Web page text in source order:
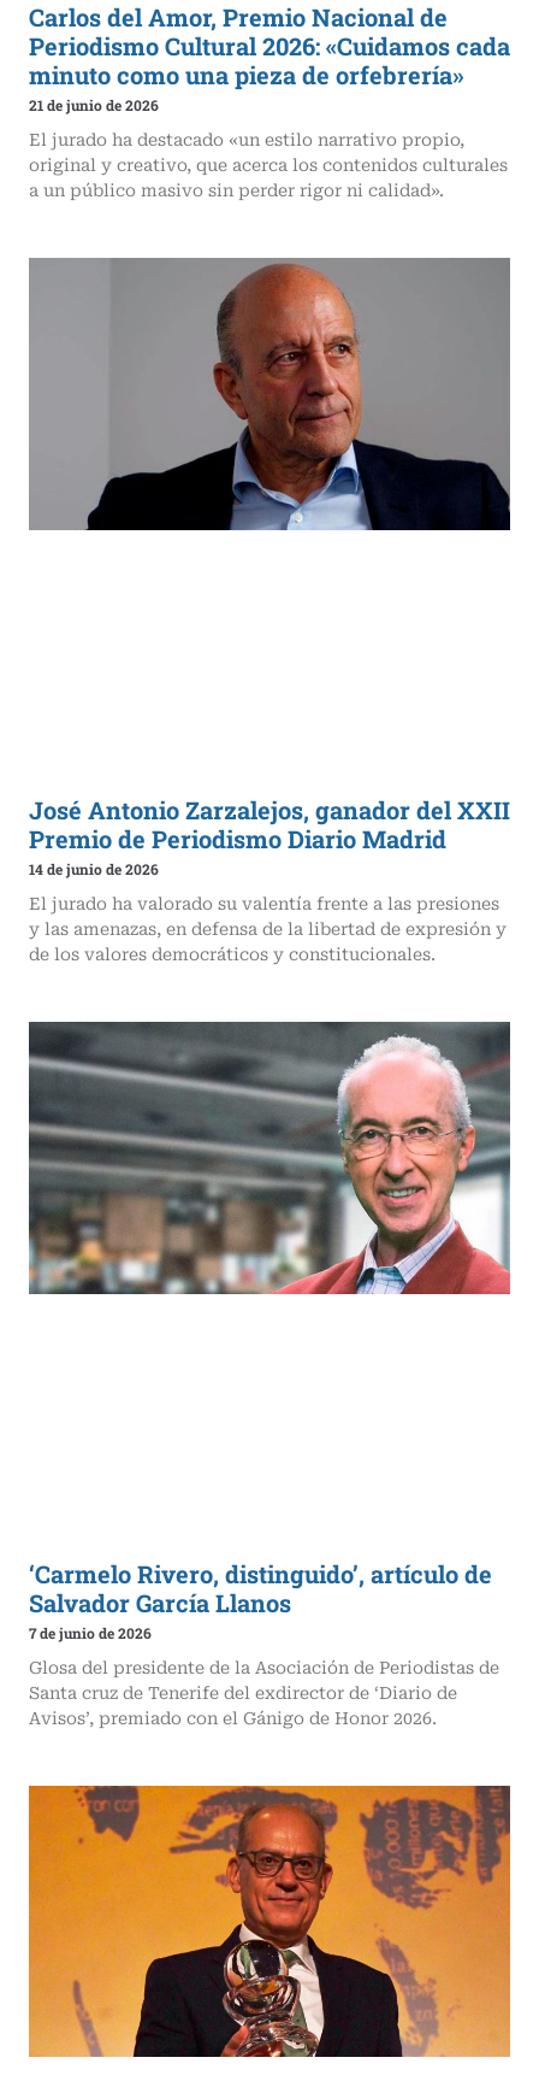
Carlos del Amor, Premio Nacional de
Periodismo Cultural 2026: «Cuidamos cada
minuto como una pieza de orfebrería»
21 de junio de 2026
El jurado ha destacado «un estilo narrativo propio,
original y creativo, que acerca los contenidos culturales
a un público masivo sin perder rigor ni calidad».
José Antonio Zarzalejos, ganador del XXII
Premio de Periodismo Diario Madrid
14 de junio de 2026
El jurado ha valorado su valentía frente a las presiones
y las amenazas, en defensa de la libertad de expresión y
de los valores democráticos y constitucionales.
‘Carmelo Rivero, distinguido’, artículo de
Salvador García Llanos
7 de junio de 2026
Glosa del presidente de la Asociación de Periodistas de
Santa cruz de Tenerife del exdirector de ‘Diario de
Avisos’, premiado con el Gánigo de Honor 2026.